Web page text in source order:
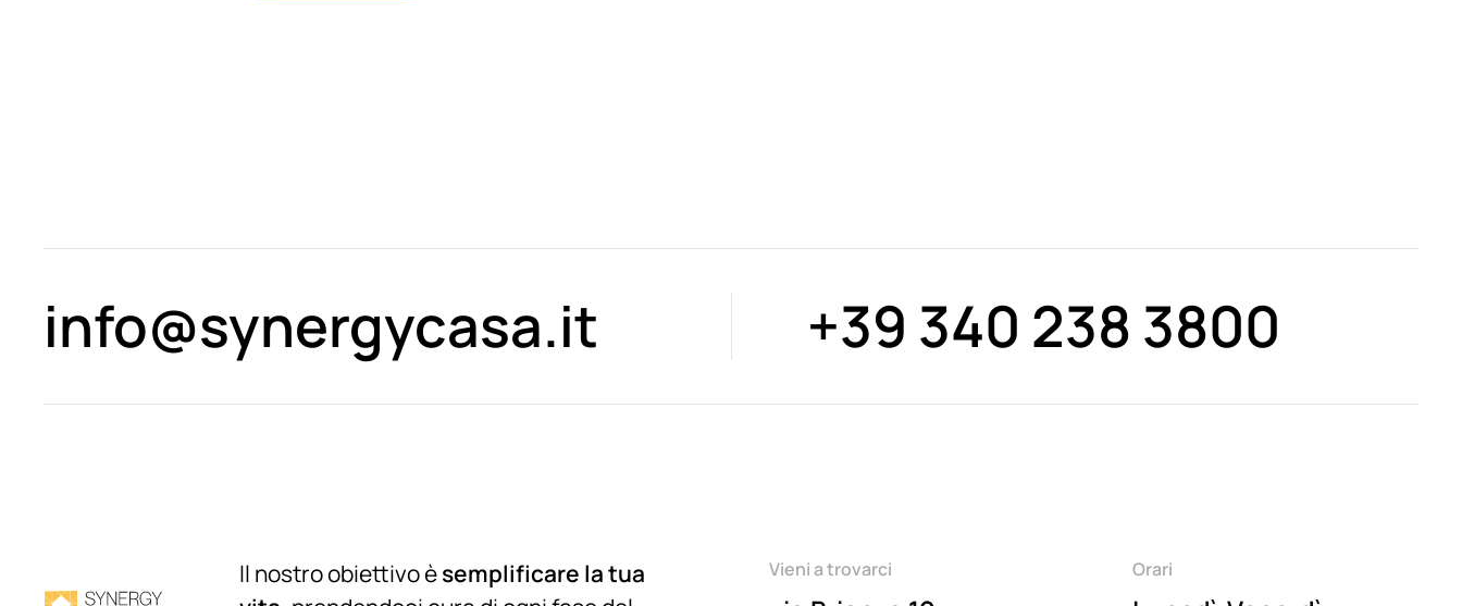
info@synergycasa.it +39 340 238 3800
Il nostro obiettivo èsemplificare la tua
Vieni a trovarci Orari